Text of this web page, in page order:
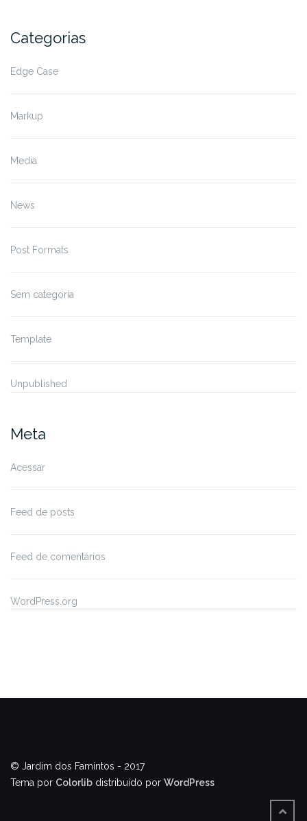
Categorias
Edge Case
Markup
Media
News
Post Formats
Sem categoria
Template
Unpublished
Meta
Acessar
Feed de posts
Feed de comentários
WordPress.org
© Jardim dos Famintos - 2017
Tema por Colorlib distribuído por WordPress